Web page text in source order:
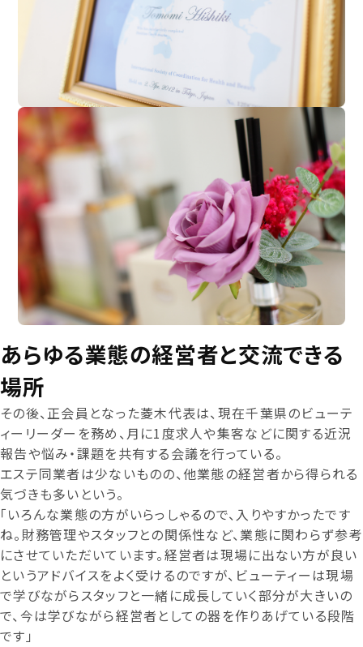
あらゆる業態の経営者と交流できる
場所
その後、正会員となった菱木代表は、現在千葉県のビューテ
ィーリーダーを務め、月に1度求人や集客などに関する近況
報告や悩み・課題を共有する会議を行っている。
エステ同業者は少ないものの、他業態の経営者から得られる
気づきも多いという。
「いろんな業態の方がいらっしゃるので、入りやすかったです
ね。財務管理やスタッフとの関係性など、業態に関わらず参考
にさせていただいています。経営者は現場に出ない方が良い
というアドバイスをよく受けるのですが、ビューティーは現場
で学びながらスタッフと一緒に成長していく部分が大きいの
で、今は学びながら経営者としての器を作りあげている段階
です」